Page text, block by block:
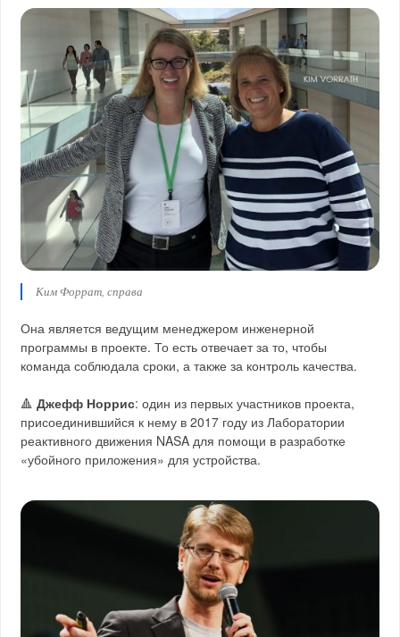
Ким Форрат, справа
Она является ведущим менеджером инженерной
программы в проекте. То есть отвечает за то, чтобы
команда соблюдала сроки, а также за контроль качества.
🔺Джефф Норрис: один из первых участников проекта,
присоединившийся к нему в 2017 году из Лаборатории
реактивного движения NASA для помощи в разработке
«убойного приложения» для устройства.